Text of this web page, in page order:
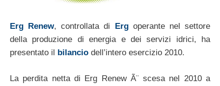
Erg Renew, controllata di Ergoperante nel settore
della produzione di energia e dei servizi idrici, ha
presentato il bilancio dell’intero esercizio 2010.
La perdita netta di Erg Renew Ã¨ scesa nel 2010 a